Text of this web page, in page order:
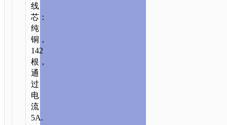
线
芯：
纯
铜，
142
根，
通
过
电
流
5A.